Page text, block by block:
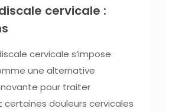
cervicale :
cervicale s’impose
une alternative
pour traiter
douleurs cervicales